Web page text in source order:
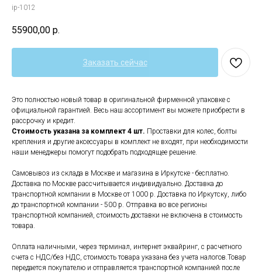
ip-1012
55900,00 р.
Заказать сейчас
Это полностью новый товар в оригинальной фирменной упаковке с
официальной гарантией. Весь наш ассортимент вы можете приобрести в
рассрочку и кредит.
Стоимость указана за комплект 4 шт. Проставки для колес, болты
крепления и другие аксессуары в комплект не входят, при необходимости
наши менеджеры помогут подобрать подходящее решение.
Самовывоз из склада в Москве и магазина в Иркутске - бесплатно.
Доставка по Москве рассчитывается индивидуально. Доставка до
транспортной компании в Москве от 1000 р. Доставка по Иркутску, либо
до транспортной компании - 500 р. Отправка во все регионы
транспортной компанией, стоимость доставки не включена в стоимость
товара.
Оплата наличными, через терминал, интернет эквайринг, с расчетного
счета с НДС/без НДС, стоимость товара указана без учета налогов.Товар
передается покупателю и отправляется транспортной компанией после